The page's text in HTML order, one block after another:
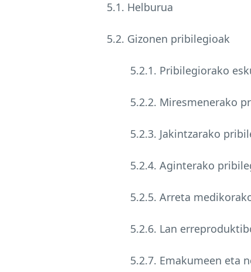
5.1. Helburua
5.2. Gizonen pribilegioak
5.2.1. Pribilegiorako
5.2.2. Miresmenerako
5.2.3. Jakintzarako
5.2.4. Aginterako
5.2.5. Arreta
5.2.6. Lan
5.2.7. Emakumeen eta